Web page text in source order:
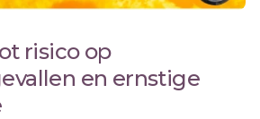
risico op
en ernstige